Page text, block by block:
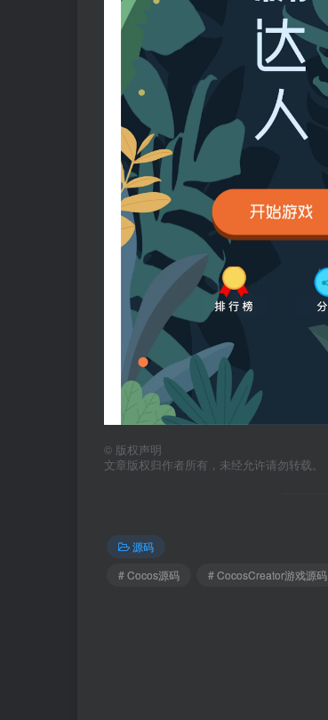
© 版权声明
文章版权归作者所有，未经允许请勿转载。
源码
# Cocos源码
# CocosCreator游戏源码